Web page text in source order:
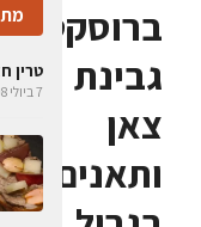
ברוסקטה
גבינת
צאן
ותאנים
טרין
7 ביולי 2008